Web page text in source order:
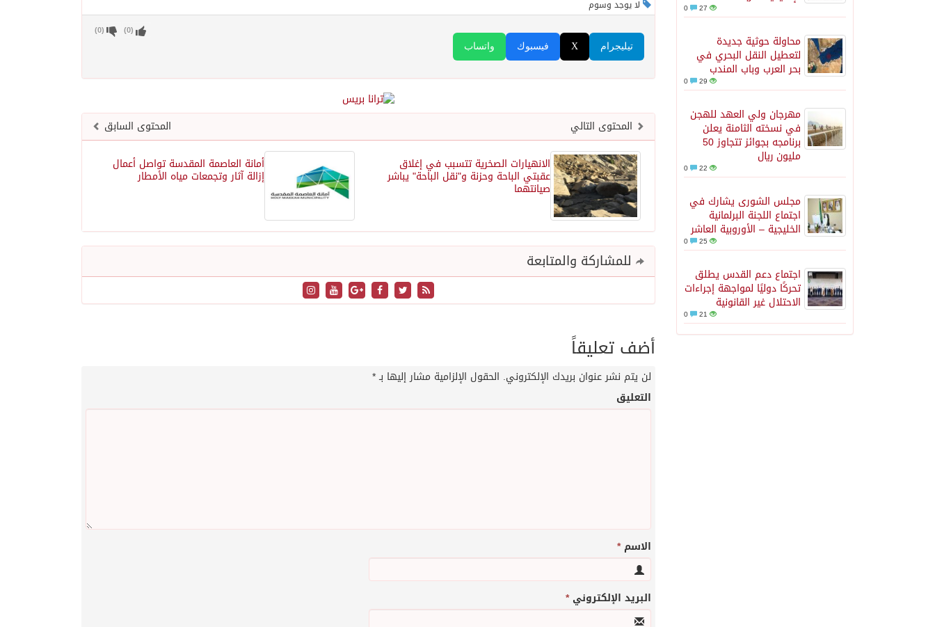
27
محاولة حوثية جديدة
لتعطيل النقل البحري في
بحر العرب وباب المندب
29
مهرجان ولي العهد للهجن
في نسخته الثامنة يعلن
برنامجه بجوائز تتجاوز 50
مليون ريال
22
مجلس الشورى يشارك في
اجتماع اللجنة البرلمانية
الخليجية – الأوروبية العاشر
25
اجتماع دعم القدس يطلق
تحركًا دوليًا لمواجهة إجراءات
الاحتلال غير القانونية
21
لا يوجد وسوم
واتساب فيسبوك X تيليجرام
(
0
) (
0
)
المحتوى السابق
المحتوى التالي
أمانة العاصمة المقدسة تواصل أعمال
إزالة آثار وتجمعات مياه الأمطار
الانهيارات الصخرية تتسبب في إغلاق
عقبتي الباحة وحزنة و"نقل الباحة" يباشر
صيانتهما
للمشاركة والمتابعة
أضف تعليقاً
لن يتم نشر عنوان بريدك الإلكتروني. الحقول الإلزامية مشار إليها بـ*
التعليق
الاسم*
البريد الإلكتروني*